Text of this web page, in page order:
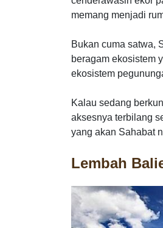
memang menjadi
Bukan cuma satwa,
beragam ekosistem
ekosistem
Kalau sedang
aksesnya terbilang
yang akan Sahabat
Lembah